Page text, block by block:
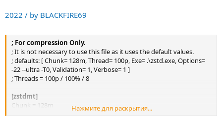
2022 / by BLACKFIRE69
; For compression Only.
; It is not necessary to use this file as it uses the default values.
; defaults: [ Chunk= 128m, Thread= 100p, Exe= .\zstd.exe, Options=
-22 --ultra -T0, Validation= 1, Verbose= 1 ]
; Threads = 100p / 100% / 8
[zstdmt]
Chunk = 128m
Threads = 100p
Нажмите для раскрытия...